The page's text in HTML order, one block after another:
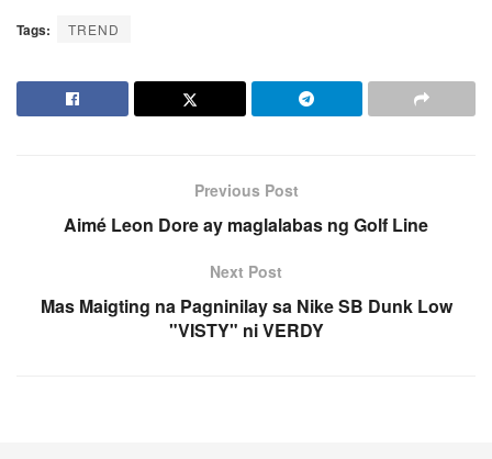
Tags: TREND
Previous Post
Aimé Leon Dore ay maglalabas ng Golf Line
Next Post
Mas Maigting na Pagninilay sa Nike SB Dunk Low
"VISTY" ni VERDY